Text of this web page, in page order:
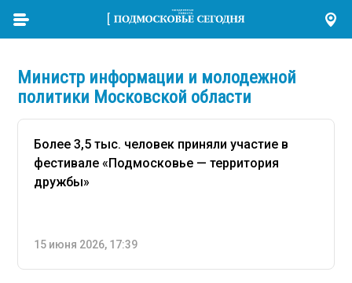
Министр информации и молодежной
политики Московской области
Более 3,5 тыс. человек приняли участие в
фестивале «Подмосковье — территория
дружбы»
15 июня 2026, 17:39